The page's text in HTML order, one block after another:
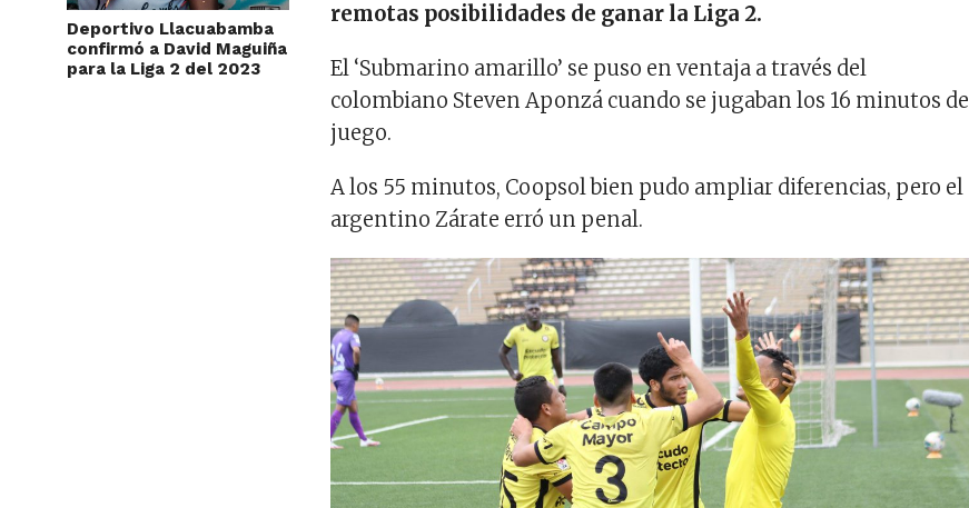
Deportivo Llacuabamba
confirmó a David Maguiña
para la Liga 2 del 2023
remotas posibilidades de ganar la Liga 2.
El ‘Submarino amarillo’ se puso en ventaja a través del
colombiano Steven Aponzá cuando se jugaban los 16 minutos de
juego.
A los 55 minutos, Coopsol bien pudo ampliar diferencias, pero el
argentino Zárate erró un penal.